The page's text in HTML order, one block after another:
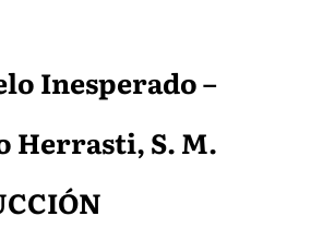
Inesperado –
Herrasti, S. M.